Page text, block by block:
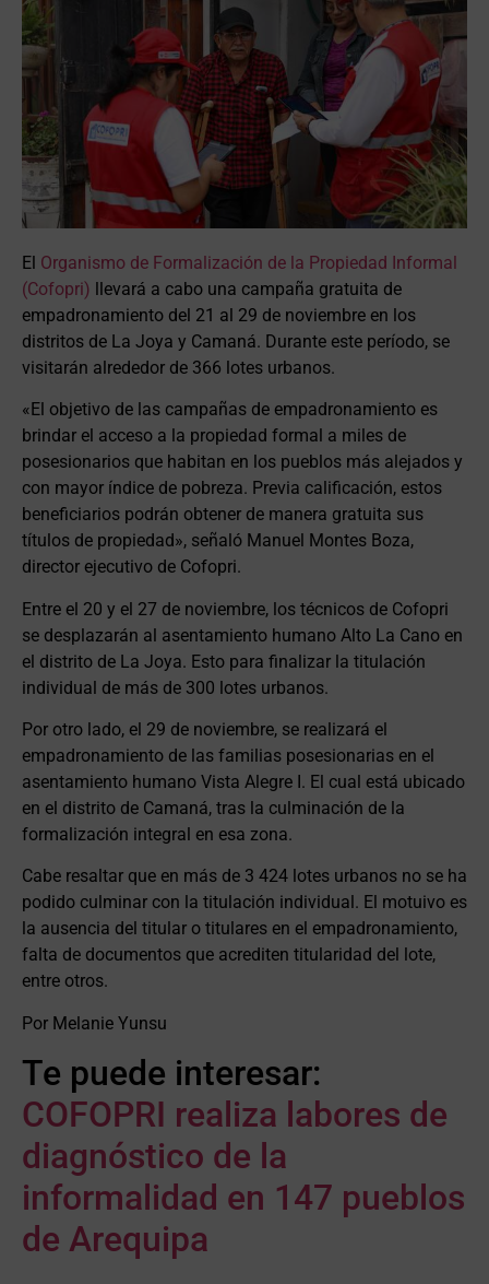
El Organismo de Formalización de la Propiedad Informal
(Cofopri) llevará a cabo una campaña gratuita de
empadronamiento del 21 al 29 de noviembre en los
distritos de La Joya y Camaná. Durante este período, se
visitarán alrededor de 366 lotes urbanos.
«El objetivo de las campañas de empadronamiento es
brindar el acceso a la propiedad formal a miles de
posesionarios que habitan en los pueblos más alejados y
con mayor índice de pobreza. Previa calificación, estos
beneficiarios podrán obtener de manera gratuita sus
títulos de propiedad», señaló Manuel Montes Boza,
director ejecutivo de Cofopri.
Entre el 20 y el 27 de noviembre, los técnicos de Cofopri
se desplazarán al asentamiento humano Alto La Cano en
el distrito de La Joya. Esto para finalizar la titulación
individual de más de 300 lotes urbanos.
Por otro lado, el 29 de noviembre, se realizará el
empadronamiento de las familias posesionarias en el
asentamiento humano Vista Alegre I. El cual está ubicado
en el distrito de Camaná, tras la culminación de la
formalización integral en esa zona.
Cabe resaltar que en más de 3 424 lotes urbanos no se ha
podido culminar con la titulación individual. El motuivo es
la ausencia del titular o titulares en el empadronamiento,
falta de documentos que acrediten titularidad del lote,
entre otros.
Por Melanie Yunsu
Te puede interesar:
COFOPRI realiza labores de
diagnóstico de la
informalidad en 147 pueblos
de Arequipa